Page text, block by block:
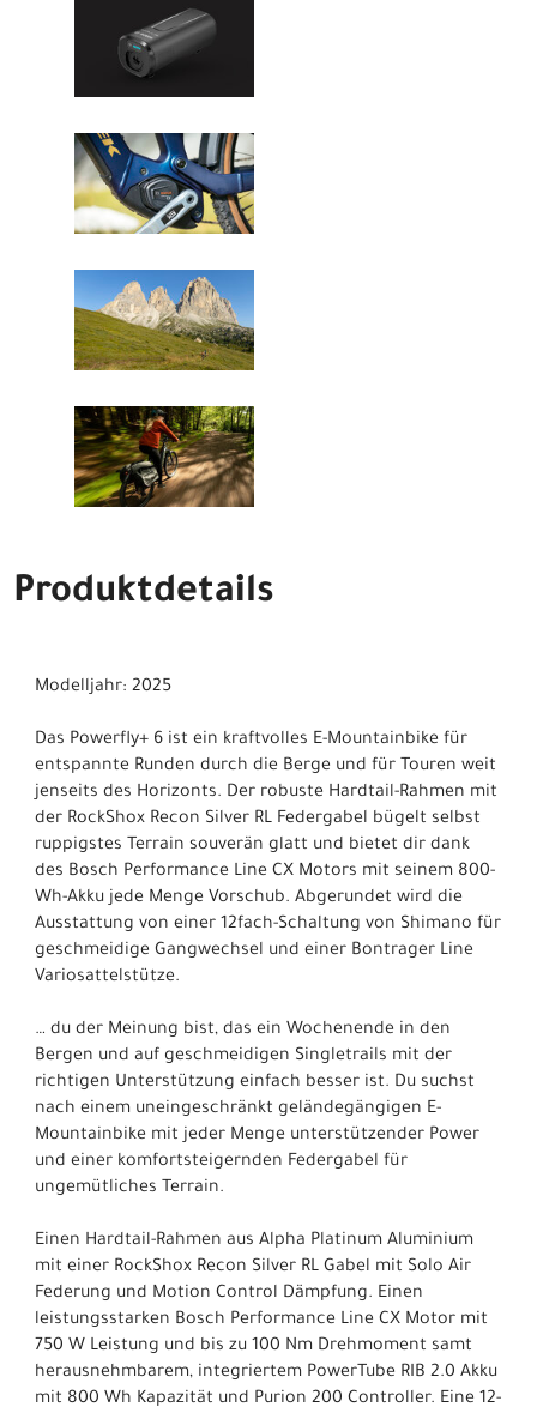
Produktdetails
Modelljahr: 2025
Das Powerfly+ 6 ist ein kraftvolles E-Mountainbike für
entspannte Runden durch die Berge und für Touren weit
jenseits des Horizonts. Der robuste Hardtail-Rahmen mit
der RockShox Recon Silver RL Federgabel bügelt selbst
ruppigstes Terrain souverän glatt und bietet dir dank
des Bosch Performance Line CX Motors mit seinem 800-
Wh-Akku jede Menge Vorschub. Abgerundet wird die
Ausstattung von einer 12fach-Schaltung von Shimano für
geschmeidige Gangwechsel und einer Bontrager Line
Variosattelstütze.
… du der Meinung bist, das ein Wochenende in den
Bergen und auf geschmeidigen Singletrails mit der
richtigen Unterstützung einfach besser ist. Du suchst
nach einem uneingeschränkt geländegängigen E-
Mountainbike mit jeder Menge unterstützender Power
und einer komfortsteigernden Federgabel für
ungemütliches Terrain.
Einen Hardtail-Rahmen aus Alpha Platinum Aluminium
mit einer RockShox Recon Silver RL Gabel mit Solo Air
Federung und Motion Control Dämpfung. Einen
leistungsstarken Bosch Performance Line CX Motor mit
750 W Leistung und bis zu 100 Nm Drehmoment samt
herausnehmbarem, integriertem PowerTube RIB 2.0 Akku
mit 800 Wh Kapazität und Purion 200 Controller. Eine 12-